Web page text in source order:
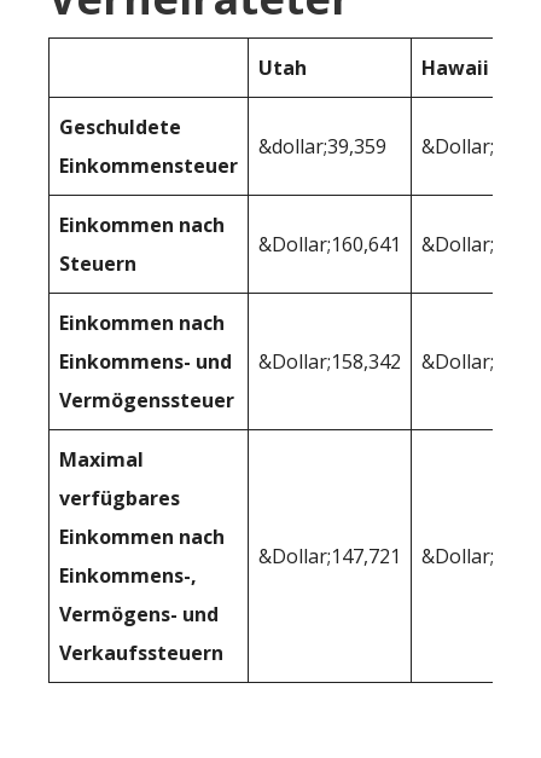
Utah Hawaii
Geschuldete
Einkommensteuer
&dollar;39,359
Einkommen nach
Steuern
&Dollar;160,641
Einkommen nach
Einkommens- und
Vermögenssteuer
&Dollar;158,342
Maximal
verfügbares
Einkommen nach
Einkommens-,
Vermögens- und
Verkaufssteuern
&Dollar;147,721